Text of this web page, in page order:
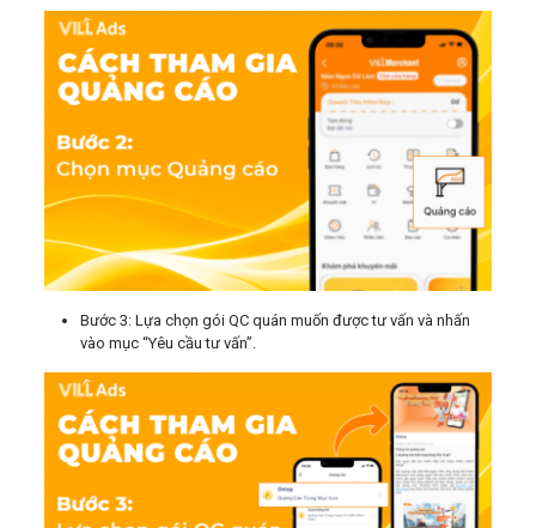
Bước 3: Lựa chọn gói QC quán muốn được tư vấn và nhấn
vào mục “Yêu cầu tư vấn”.